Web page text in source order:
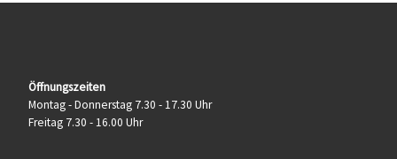
Öffnungszeiten
Montag - Donnerstag 7.30 - 17.30 Uhr
Freitag 7.30 - 16.00 Uhr